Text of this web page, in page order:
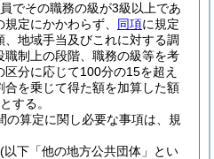
でその職務の級が3級以上であ
規定にかかわらず、 同項に規定
地域手当及びこれに対する調
制上の段階、職務の級等を考
分に応じて100分の15を超え
合を乗じて得た額を加算した額
する。
の算定に関し必要な事項は、規
(以下「他の地方公共団体」とい